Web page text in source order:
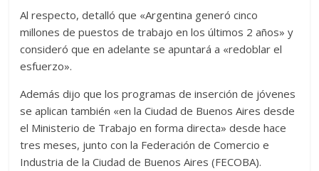
Al respecto, detalló que «Argentina generó cinco
millones de puestos de trabajo en los últimos 2 años» y
consideró que en adelante se apuntará a «redoblar el
esfuerzo».
Además dijo que los programas de inserción de jóvenes
se aplican también «en la Ciudad de Buenos Aires desde
el Ministerio de Trabajo en forma directa» desde hace
tres meses, junto con la Federación de Comercio e
Industria de la Ciudad de Buenos Aires (FECOBA).